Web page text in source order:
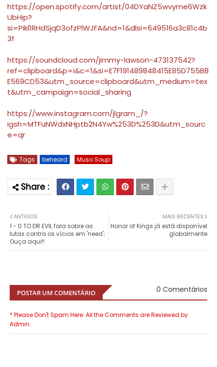
https://open.spotify.com/artist/04DYaNZ5wvyme6Wzk
UbHip?
si=Pikl1RHdSjqD3ofzPlWJFA&nd=1&dlsi=649516a3c81c4b
3f
https://soundcloud.com/jimmy-lawson-473137542?
ref=clipboard&p=i&c=1&si=E7F191489848415E85D755B8
E569CD53&utm_source=clipboard&utm_medium=tex
t&utm_campaign=social_sharing
https://www.instagram.com/jlgram_/?
igsh=MTFuNWdxNHptb2N4Yw%253D%253D&utm_sourc
e=qr
Tags beheard Muso Soup
MAIS RECENTES
Honor of Kings já está disponível
globalmente
ANTIGOS
1 - 0 TO DR EVIL fala sobre as
lutas contra os vícios em 'need';
Ouça aqui!!
POSTAR UM COMENTÁRIO 0 Comentários
* Please Don't Spam Here. All the Comments are Reviewed by
Admin.